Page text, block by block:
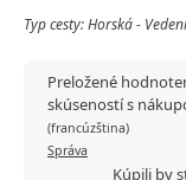
Typ cesty: Horská -
Preložené
skúseností s
(francúzština)
Správa
Kúpili by